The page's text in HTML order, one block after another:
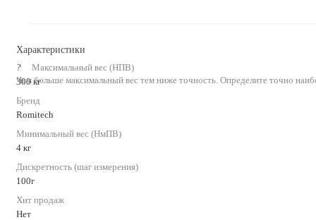
Характеристики
?
Чем больше максимальный вес тем ниже точность. Определите точно
Максимальный вес (НПВ)
300 кг
Бренд
Romitech
Минимальный вес (НмПВ)
4 кг
Дискретность (шаг измерения)
100г
Хит продаж
Нет